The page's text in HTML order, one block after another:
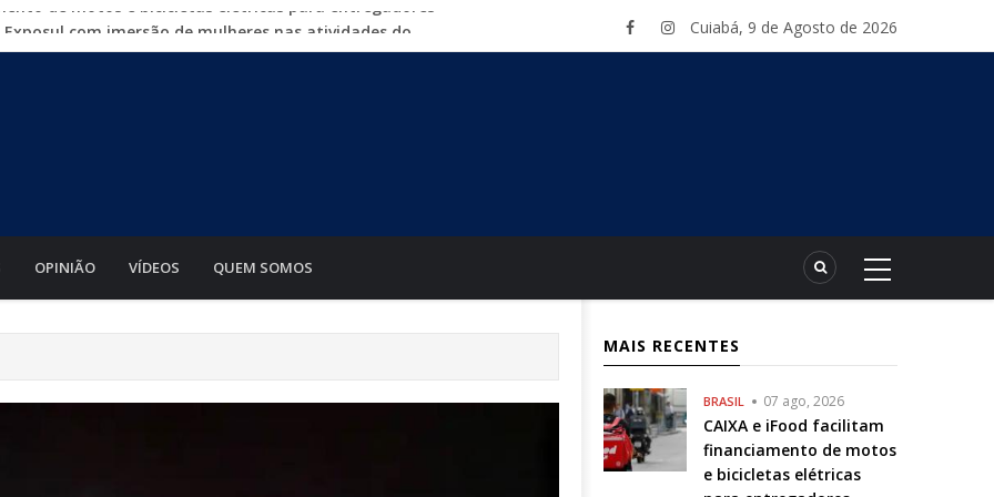
com imersão de mulheres nas atividades do
crimes digitais contra menores
de motos e bicicletas elétricas para entregadores
Cuiabá, 9 de Agosto de 2026
OPINIÃO VÍDEOS QUEM SOMOS
MAIS RECENTES
BRASIL 07 ago, 2026
CAIXA e iFood facilitam
financiamento de motos
e bicicletas elétricas